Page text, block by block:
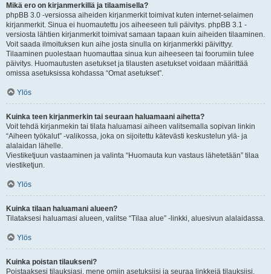
Mikä ero on kirjanmerkillä ja tilaamisella?
phpBB 3.0 -versiossa aiheiden kirjanmerkit toimivat kuten internet-selaimen
kirjanmerkit. Sinua ei huomautettu jos aiheeseen tuli päivitys. phpBB 3.1 -
versiosta lähtien kirjanmerkit toimivat samaan tapaan kuin aiheiden tilaaminen.
Voit saada ilmoituksen kun aihe josta sinulla on kirjanmerkki päivittyy.
Tilaaminen puolestaan huomauttaa sinua kun aiheeseen tai foorumiin tulee
päivitys. Huomautusten asetukset ja tilausten asetukset voidaan määrittää
omissa asetuksissa kohdassa “Omat asetukset”.
Ylös
Kuinka teen kirjanmerkin tai seuraan haluamaani aihetta?
Voit tehdä kirjanmekin tai tilata haluamasi aiheen valitsemalla sopivan linkin
“Aiheen työkalut” -valikossa, joka on sijoitettu kätevästi keskustelun ylä- ja
alalaidan lähelle.
Viestiketjuun vastaaminen ja valinta “Huomauta kun vastaus lähetetään” tilaa
viestiketjun.
Ylös
Kuinka tilaan haluamani alueen?
Tilataksesi haluamasi alueen, valitse “Tilaa alue” -linkki, aluesivun alalaidassa.
Ylös
Kuinka poistan tilaukseni?
Poistaaksesi tilauksiasi, mene omiin asetuksiisi ja seuraa linkkejä tilauksiisi.